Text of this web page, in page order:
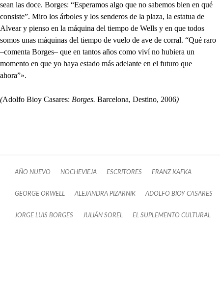
sean las doce. Borges: “Esperamos algo que no sabemos bien en qué
consiste”. Miro los árboles y los senderos de la plaza, la estatua de
Alvear y pienso en la máquina del tiempo de Wells y en que todos
somos unas máquinas del tiempo de vuelo de ave de corral. “Qué raro
–comenta Borges– que en tantos años como viví no hubiera un
momento en que yo haya estado más adelante en el futuro que
ahora”».
(Adolfo Bioy Casares: Borges. Barcelona, Destino, 2006)
AÑO NUEVO NOCHEVIEJA ESCRITORES FRANZ KAFKA
GEORGE ORWELL ALEJANDRA PIZARNIK ADOLFO BIOY CASARES
JORGE LUIS BORGES JULIÁN SOREL EL SUPLEMENTO CULTURAL